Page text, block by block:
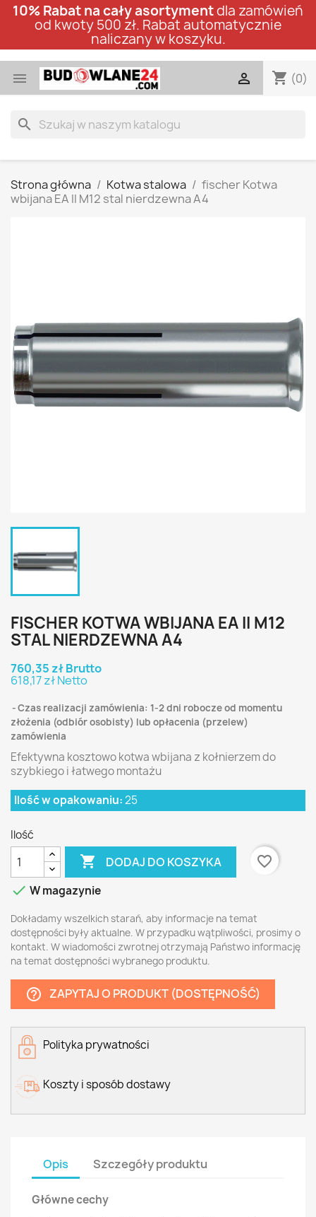
10% Rabat na cały asortymentdla zamówień
od kwoty 500 zł. Rabat automatycznie
naliczany w koszyku.
 shopping_cart (0)

search
Strona główna Kotwa stalowa
fischer Kotwa
wbijana EA II M12 stal nierdzewna A4
FISCHER KOTWA WBIJANA EA II M12
STAL NIERDZEWNA A4
760,35 zł Brutto
618,17 zł Netto
Czas realizacji zamówienia: 1-2 dni robocze od momentu
złożenia (odbiór osobisty) lub opłacenia (przelew)
zamówienia
Efektywna kosztowo kotwa wbijana z kołnierzem do
szybkiego i łatwego montażu
Ilość w opakowaniu:25
Ilość
 DODAJ DO KOSZYKA
favorite_border
 W magazynie
Dokładamy wszelkich starań, aby informacje na temat
dostępności były aktualne. W przypadku wątpliwości, prosimy o
kontakt. W wiadomości zwrotnej otrzymają Państwo informację
na temat dostępności wybranego produktu.
help_outline ZAPYTAJ O PRODUKT (DOSTĘPNOŚĆ)
Polityka prywatności
Koszty i sposób dostawy
Opis Szczegóły produktu
Główne cechy